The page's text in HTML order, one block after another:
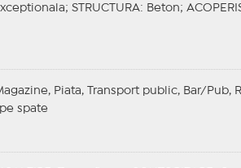
STRUCTURA: Beton;
Piata, Transport public, Bar/Pub,
spate